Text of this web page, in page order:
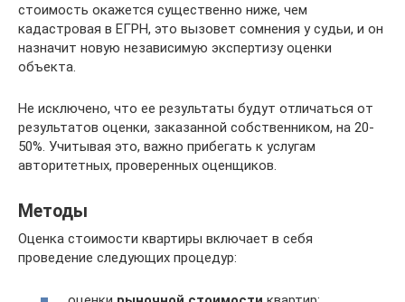
стоимость окажется существенно ниже, чем
кадастровая в ЕГРН, это вызовет сомнения у судьи, и он
назначит новую независимую экспертизу оценки
объекта.
Не исключено, что ее результаты будут отличаться от
результатов оценки, заказанной собственником, на 20-
50%. Учитывая это, важно прибегать к услугам
авторитетных, проверенных оценщиков.
Методы
Оценка стоимости квартиры включает в себя
проведение следующих процедур: